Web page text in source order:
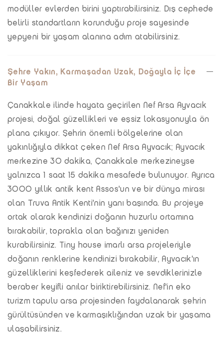
modüller evlerden birini yaptırabilirsiniz. Dış cephede
belirli standartların korunduğu proje sayesinde
yepyeni bir yaşam alanına adım atabilirsiniz.
Şehre Yakın, Karmaşadan Uzak, Doğayla İç İçe
Bir Yaşam
Çanakkale ilinde hayata geçirilen Nef Arsa Ayvacık
projesi, doğal güzellikleri ve eşsiz lokasyonuyla ön
plana çıkıyor. Şehrin önemli bölgelerine olan
yakınlığıyla dikkat çeken Nef Arsa Ayvacık; Ayvacık
merkezine 30 dakika, Çanakkale merkezineyse
yalnızca 1 saat 15 dakika mesafede bulunuyor. Ayrıca
3000 yıllık antik kent Assos'un ve bir dünya mirası
olan Truva Antik Kenti'nin yanı başında. Bu projeye
ortak olarak kendinizi doğanın huzurlu ortamına
bırakabilir, toprakla olan bağınızı yeniden
kurabilirsiniz. Tiny house imarlı arsa projeleriyle
doğanın renklerine kendinizi bırakabilir, Ayvacık'ın
güzelliklerini keşfederek aileniz ve sevdiklerinizle
beraber keyifli anılar biriktirebilirsiniz. Nef'in eko
turizm tapulu arsa projesinden faydalanarak şehrin
gürültüsünden ve karmaşıklığından uzak bir yaşama
ulaşabilirsiniz.